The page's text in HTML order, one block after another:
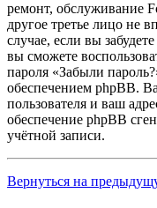
ремонт, обслуживание
другое третье лицо не
случае, если вы
вы сможете
пароля «Забыли
обеспечением phpBB.
пользователя и ваш
обеспечение phpBB
учётной записи.
Вернуться на